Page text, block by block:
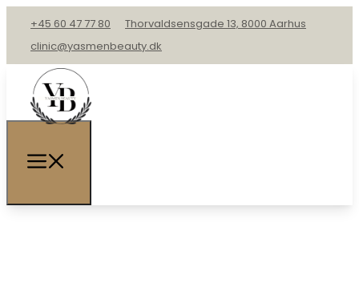
+45 60 47 77 80
Thorvaldsensgade 13, 8000 Aarhus
clinic@yasmenbeauty.dk